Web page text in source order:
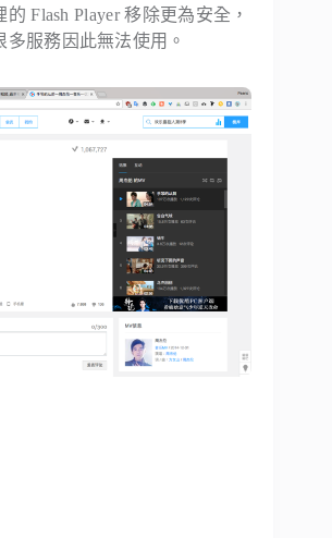
Flash Player 移除更為安全，
服務因此無法使用。